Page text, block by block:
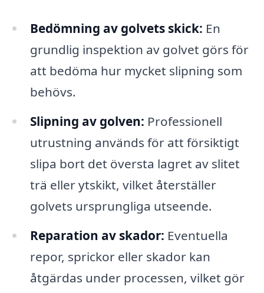
Bedömning av golvets skick: En
grundlig inspektion av golvet görs för
att bedöma hur mycket slipning som
behövs.
Slipning av golven: Professionell
utrustning används för att försiktigt
slipa bort det översta lagret av slitet
trä eller ytskikt, vilket återställer
golvets ursprungliga utseende.
Reparation av skador: Eventuella
repor, sprickor eller skador kan
åtgärdas under processen, vilket gör